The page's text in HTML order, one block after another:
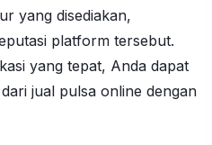
yang disediakan,
platform tersebut.
yang tepat, Anda dapat
jual pulsa online dengan